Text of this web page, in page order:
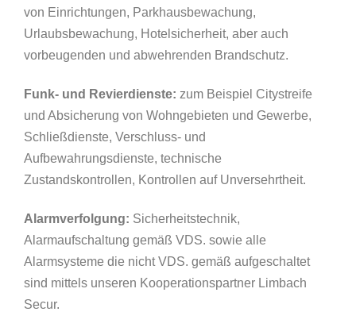
von Einrichtungen, Parkhausbewachung,
Urlaubsbewachung, Hotelsicherheit, aber auch
vorbeugenden und abwehrenden Brandschutz.
Funk- und Revierdienste: zum Beispiel Citystreife
und Absicherung von Wohngebieten und Gewerbe,
Schließdienste, Verschluss- und
Aufbewahrungsdienste, technische
Zustandskontrollen, Kontrollen auf Unversehrtheit.
Alarmverfolgung: Sicherheitstechnik,
Alarmaufschaltung gemäß VDS. sowie alle
Alarmsysteme die nicht VDS. gemäß aufgeschaltet
sind mittels unseren Kooperationspartner Limbach
Secur.